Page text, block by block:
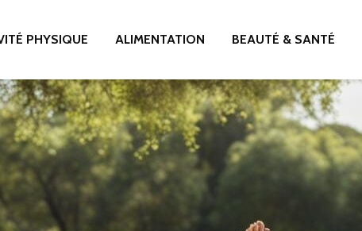
PHYSIQUE ALIMENTATION BEAUTÉ & SANTÉ